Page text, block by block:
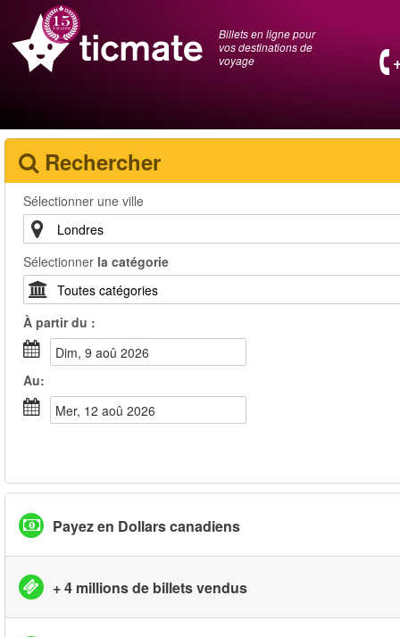
Billets en ligne pour
vos destinations de
voyage
Rechercher
Sélectionner une ville
Sélectionner la catégorie
À partir du :
dim, 9 aoû 2026
Au:
mer, 12 aoû 2026
Payez en Dollars canadiens
+ 4 millions de billets vendus